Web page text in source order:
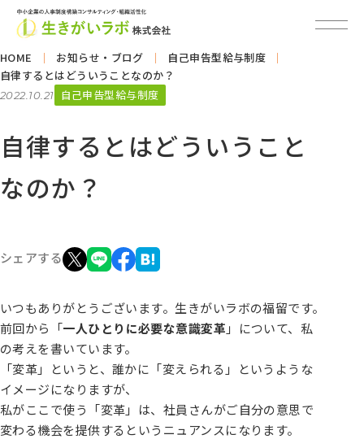
HOME お知らせ・ブログ
自己申告型給与制度
自律するとはどういうことなのか？
2022.10.21 自己申告型給与制度
自律するとはどういうこと
なのか？
シェアする
いつもありがとうございます。生きがいラボの福留です。
前回から「一人ひとりに必要な意識変革 」について、私
の考えを書いています。
「変革」というと、誰かに「変えられる」というような
イメージになりますが、
私がここで使う「変革」は、社員さんがご自分の意思で
変わる機会を提供するというニュアンスになります。